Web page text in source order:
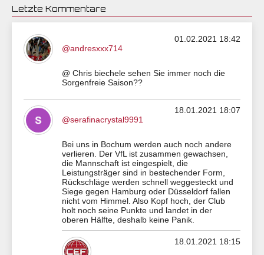
Letzte Kommentare
01.02.2021 18:42
@andresxxx714
@ Chris biechele sehen Sie immer noch die
Sorgenfreie Saison??
18.01.2021 18:07
@serafinacrystal9991
Bei uns in Bochum werden auch noch andere
verlieren. Der VfL ist zusammen gewachsen,
die Mannschaft ist eingespielt, die
Leistungsträger sind in bestechender Form,
Rückschläge werden schnell weggesteckt und
Siege gegen Hamburg oder Düsseldorf fallen
nicht vom Himmel. Also Kopf hoch, der Club
holt noch seine Punkte und landet in der
oberen Hälfte, deshalb keine Panik.
18.01.2021 18:15